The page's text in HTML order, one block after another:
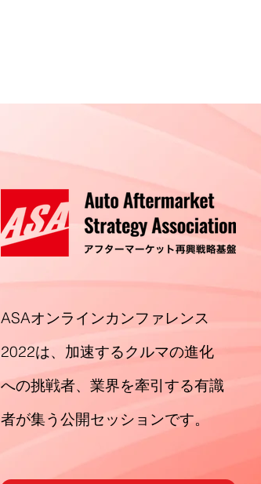
ASAオンラインカンファレンス
2022は、加速するクルマの進化
への挑戦者、業界を牽引する有識
者が集う公開セッションです。